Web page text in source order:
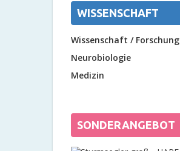
WISSENSCHAFT
Wissenschaft / Forschung
Neurobiologie
Medizin
SONDERANGEBOT